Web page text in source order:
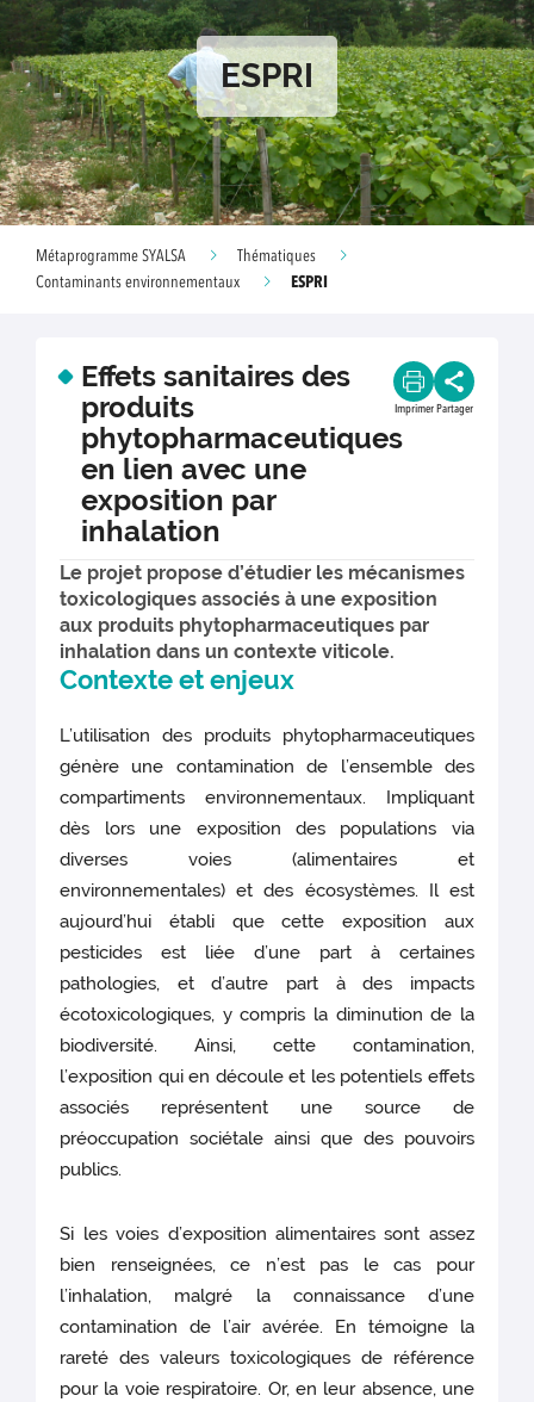
ESPRI
Métaprogramme SYALSA
Thématiques
Contaminants environnementaux
ESPRI
Effets sanitaires des
produits
phytopharmaceutiques
en lien avec une
exposition par
inhalation
Imprimer Partager
Le projet propose d’étudier les mécanismes
toxicologiques associés à une exposition
aux produits phytopharmaceutiques par
inhalation dans un contexte viticole.
Contexte et enjeux
L’utilisation des produits phytopharmaceutiques
génère une contamination de l’ensemble des
compartiments environnementaux. Impliquant
dès lors une exposition des populations via
diverses voies (alimentaires et
environnementales) et des écosystèmes. Il est
aujourd’hui établi que cette exposition aux
pesticides est liée d’une part à certaines
pathologies, et d’autre part à des impacts
écotoxicologiques, y compris la diminution de la
biodiversité. Ainsi, cette contamination,
l’exposition qui en découle et les potentiels effets
associés représentent une source de
préoccupation sociétale ainsi que des pouvoirs
publics.
Si les voies d’exposition alimentaires sont assez
bien renseignées, ce n’est pas le cas pour
l’inhalation, malgré la connaissance d’une
contamination de l’air avérée. En témoigne la
rareté des valeurs toxicologiques de référence
pour la voie respiratoire. Or, en leur absence, une